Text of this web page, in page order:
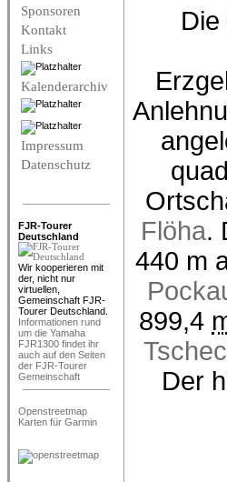
Sponsoren
Kontakt
Links
Kalenderarchiv
Impressum
Datenschutz
FJR-Tourer
Deutschland
Wir kooperieren mit
der, nicht nur
virtuellen,
Gemeinschaft FJR-
Tourer Deutschland.
Informationen rund
um die Yamaha
FJR1300 findet ihr
auch auf den Seiten
der FJR-Tourer
Gemeinschaft
Openstreetmap
Karten für Garmin
Flöha.
440 m
899,4
Der